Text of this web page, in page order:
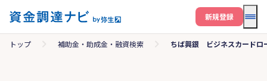
メ
新規登録
トップ 補助金・助成金・融資検索 ちば興銀 ビジネスカードロ